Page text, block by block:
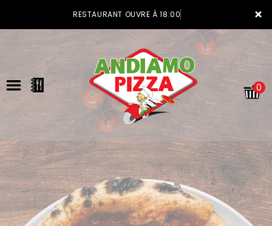
×
RESTAURANT OUVRE À 18:00
ACCUEIL
LA CARTE
0